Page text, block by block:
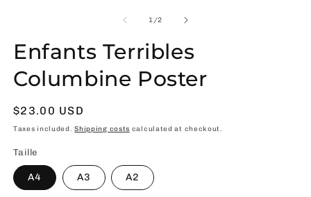
1/of
2
Enfants Terribles
Columbine Poster
Usual
price
$23.00 USD
Taxes included.Shipping costs calculated at checkout.
Taille
A4 A3 A2